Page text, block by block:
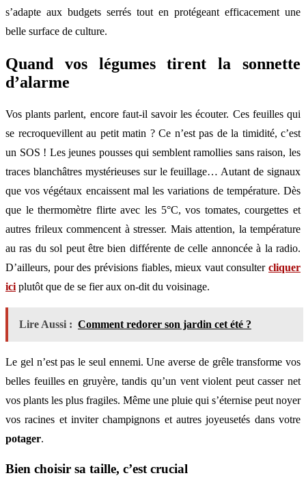
s’adapte aux budgets serrés tout en protégeant efficacement une
belle surface de culture.
Quand vos légumes tirent la sonnette
d’alarme
Vos plants parlent, encore faut-il savoir les écouter. Ces feuilles qui
se recroquevillent au petit matin ? Ce n’est pas de la timidité, c’est
un SOS ! Les jeunes pousses qui semblent ramollies sans raison, les
traces blanchâtres mystérieuses sur le feuillage… Autant de signaux
que vos végétaux encaissent mal les variations de température. Dès
que le thermomètre flirte avec les 5°C, vos tomates, courgettes et
autres frileux commencent à stresser. Mais attention, la température
au ras du sol peut être bien différente de celle annoncée à la radio.
D’ailleurs, pour des prévisions fiables, mieux vaut consulter cliquer
iciplutôt que de se fier aux on-dit du voisinage.
Lire Aussi : Comment redorer son jardin cet été ?
Le gel n’est pas le seul ennemi. Une averse de grêle transforme vos
belles feuilles en gruyère, tandis qu’un vent violent peut casser net
vos plants les plus fragiles. Même une pluie qui s’éternise peut noyer
vos racines et inviter champignons et autres joyeusetés dans votre
potager.
Bien choisir sa taille, c’est crucial